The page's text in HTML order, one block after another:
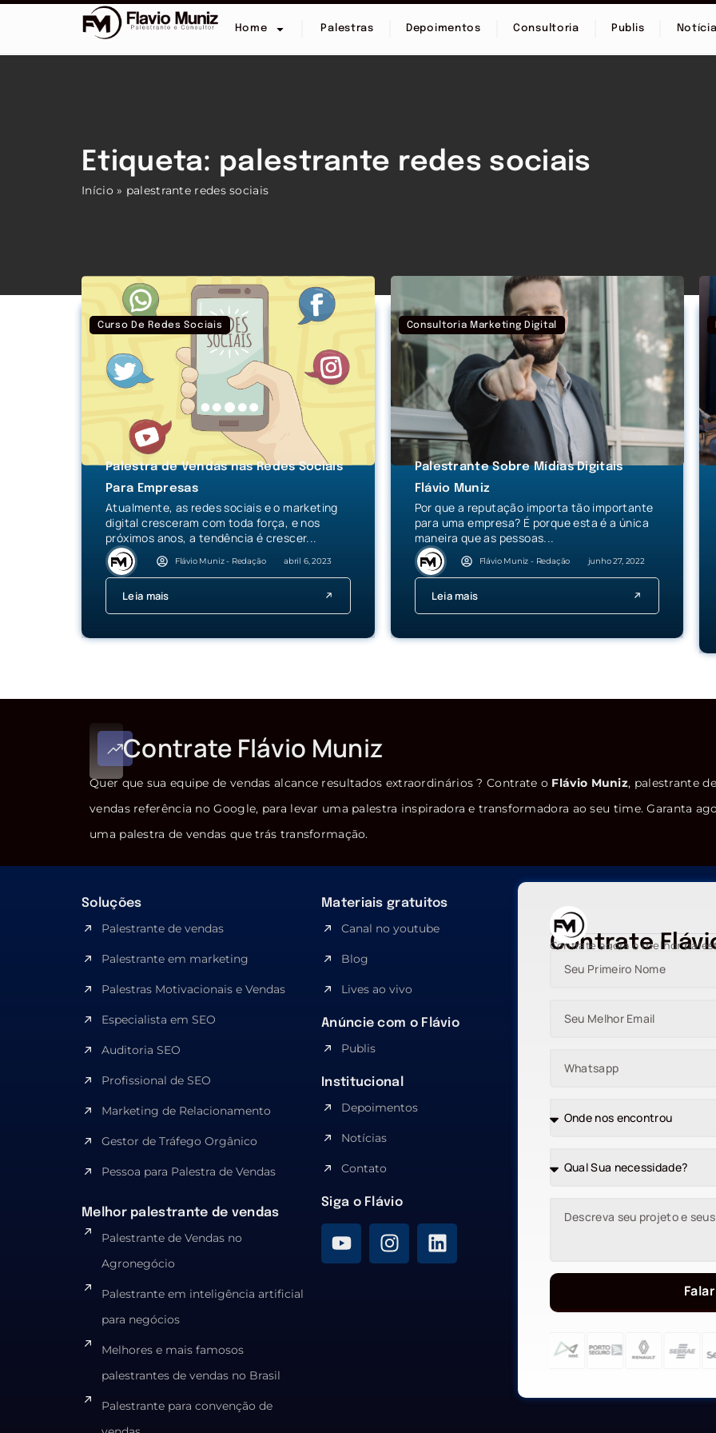
Home Palestras Depoimentos Consultoria Publis
Etiqueta: palestrante redes sociais
Início » palestrante redes sociais
Curso De Redes Sociais
Palestra de Vendas nas Redes Sociais
Para Empresas
Atualmente, as redes sociais e o marketing
digital cresceram com toda força, e nos
próximos anos, a tendência é crescer...
Flávio Muniz - Redação abril 6, 2023
Leia mais
Consultoria Marketing Digital
Palestrante Sobre Mídias Digitais
Flávio Muniz
Por que a reputação importa tão importante
para uma empresa? É porque esta é a única
maneira que as pessoas...
Flávio Muniz - Redação junho 27, 2022
Leia mais
Contrate Flávio Muniz
Quer que sua equipe de vendas alcance resultados extraordinários ? Contrate o Flávio Muniz, palestrante de
vendas referência no Google, para levar uma palestra inspiradora e transformadora ao seu time. Garanta
uma palestra de vendas que trás transformação.
Soluções
Palestrante de vendas
Palestrante em marketing
Palestras Motivacionais e Vendas
Especialista em SEO​
Auditoria SEO
Profissional de SEO
Marketing de Relacionamento
Gestor de Tráfego Orgânico
Pessoa para Palestra de Vendas
Melhor palestrante de vendas
Palestrante de Vendas no
Agronegócio
Palestrante em inteligência artificial
para negócios
Melhores e mais famosos
palestrantes de vendas no Brasil
Palestrante para convenção de
Materiais gratuitos
Canal no youtube
Blog
Lives ao vivo
Anúncie com o Flávio
Publis
Institucional
Depoimentos
Notícias
Contato
Siga o Flávio
Contrate
Contrate agora o melhor